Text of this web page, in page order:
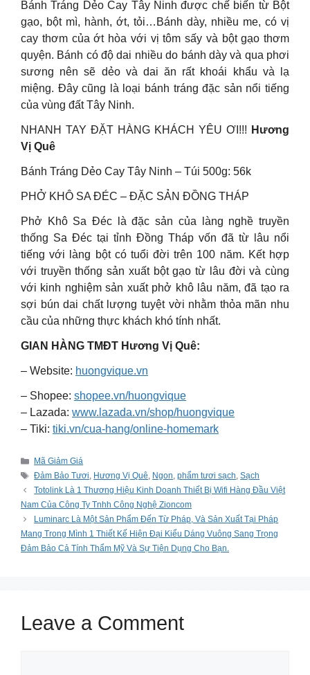
Bánh Tráng Dẻo Cay Tây Ninh được chế biến từ Bột
gạo, bột mì, hành, ớt, tỏi…Bánh dày, nhiều me, có vị
cay thơm của ớt hòa với vị tôm sấy và bột gạo thơm
quyện. Bánh có độ dai nhiều do bánh dày và qua phơi
sương nên sẽ dẻo và dai ăn rất khoái khẩu và lạ
miệng. Đây cũng là loại bánh tráng đặc sản nổi tiếng
của vùng đất Tây Ninh.
NHANH TAY ĐẶT HÀNG KHÁCH YÊU ƠI!!! Hương
Vị Quê
Bánh Tráng Dẻo Cay Tây Ninh – Túi 500g: 56k
PHỞ KHÔ SA ĐÉC – ĐẶC SẢN ĐỒNG THÁP
Phở Khô Sa Đéc là đặc sản của làng nghề truyền
thống Sa Đéc tại tỉnh Đồng Tháp vốn đã từ lâu nổi
tiếng với làng bột có tuổi đời trên 100 năm. Kết hợp
với truyền thống sản xuất bột gạo từ lâu đời và cùng
với kinh nghiệm sản xuất phở khô lâu năm, đã tạo ra
sợi bún dai chất lượng tuyệt vời nhằm thỏa mãn nhu
cầu của những thực khách khó tính nhất.
GIAN HÀNG TMĐT Hương Vị Quê:
– Website: huongvique.vn
– Shopee: shopee.vn/huongvique
– Lazada: www.lazada.vn/shop/huongvique
– Tiki: tiki.vn/cua-hang/online-homemark
Categories
Mã Giảm Giá
Tags
Đảm Bảo Tươi, Hương Vị Quê, Ngon,phẩm tươi sạch,Sạch
Totolink Là 1 Thương Hiệu Kinh Doanh Thiết Bị Wifi Hàng Đầu Việt
Nam Của Công Ty Tnhh Công Nghệ Zioncom
Luminarc Là Một Sản Phẩm Đến Từ Pháp, Và Sản Xuất Tại Pháp
Mang Trong Mình 1 Thiết Kế Hiện Đại Kiểu Dáng Vuông Sang Trọng
Đảm Bảo Cả Tính Thẩm Mỹ Và Sự Tiện Dụng Cho Bạn.
Leave a Comment